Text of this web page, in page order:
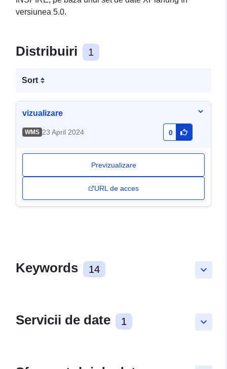
versiunea 5.0.
Distribuiri 1
Sort
vizualizare
WMS 23 April 2024 0
Previzualizare
URL de acces
keyboard_arrow_down
Keywords 14
keyboard_arrow_down
Servicii de date 1